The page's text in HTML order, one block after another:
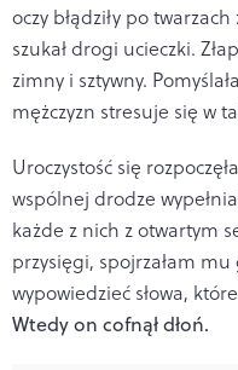
oczy błądziły po
szukał drogi ucieczki.
zimny i sztywny.
mężczyzn stresuje się w
Uroczystość się
wspólnej drodze
każde z nich z otwartym
przysięgi, spojrzałam mu
wypowiedzieć słowa,
Wtedy on cofnął dłoń.